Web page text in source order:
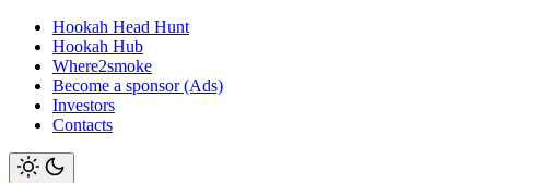
Hookah Head Hunt
Hookah Hub
Where2smoke
Become a sponsor (Ads)
Investors
Contacts